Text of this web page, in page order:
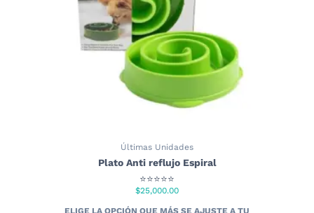
Últimas Unidades
Plato Anti reflujo Espiral
⭐⭐⭐⭐⭐
$25,000.00